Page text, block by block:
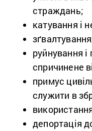
страждань;
катування і
руйнування
спричинене
примус
служити в
депортація